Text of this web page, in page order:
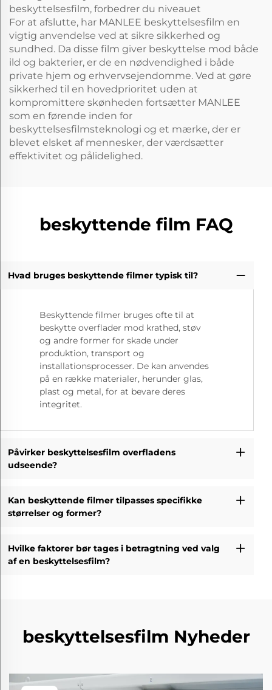
beskyttelsesfilm, forbedrer du niveauet
For at afslutte, har MANLEE beskyttelsesfilm en
vigtig anvendelse ved at sikre sikkerhed og
sundhed. Da disse film giver beskyttelse mod både
ild og bakterier, er de en nødvendighed i både
private hjem og erhvervsejendomme. Ved at gøre
sikkerhed til en hovedprioritet uden at
kompromittere skønheden fortsætter MANLEE
som en førende inden for
beskyttelsesfilmsteknologi og et mærke, der er
blevet elsket af mennesker, der værdsætter
effektivitet og pålidelighed.
beskyttende film FAQ
Hvad bruges beskyttende filmer typisk til?
Beskyttende filmer bruges ofte til at
beskytte overflader mod krathed, støv
og andre former for skade under
produktion, transport og
installationsprocesser. De kan anvendes
på en række materialer, herunder glas,
plast og metal, for at bevare deres
integritet.
Påvirker beskyttelsesfilm overfladens
udseende?
Kan beskyttende filmer tilpasses specifikke
størrelser og former?
Hvilke faktorer bør tages i betragtning ved valg
af en beskyttelsesfilm?
beskyttelsesfilm Nyheder